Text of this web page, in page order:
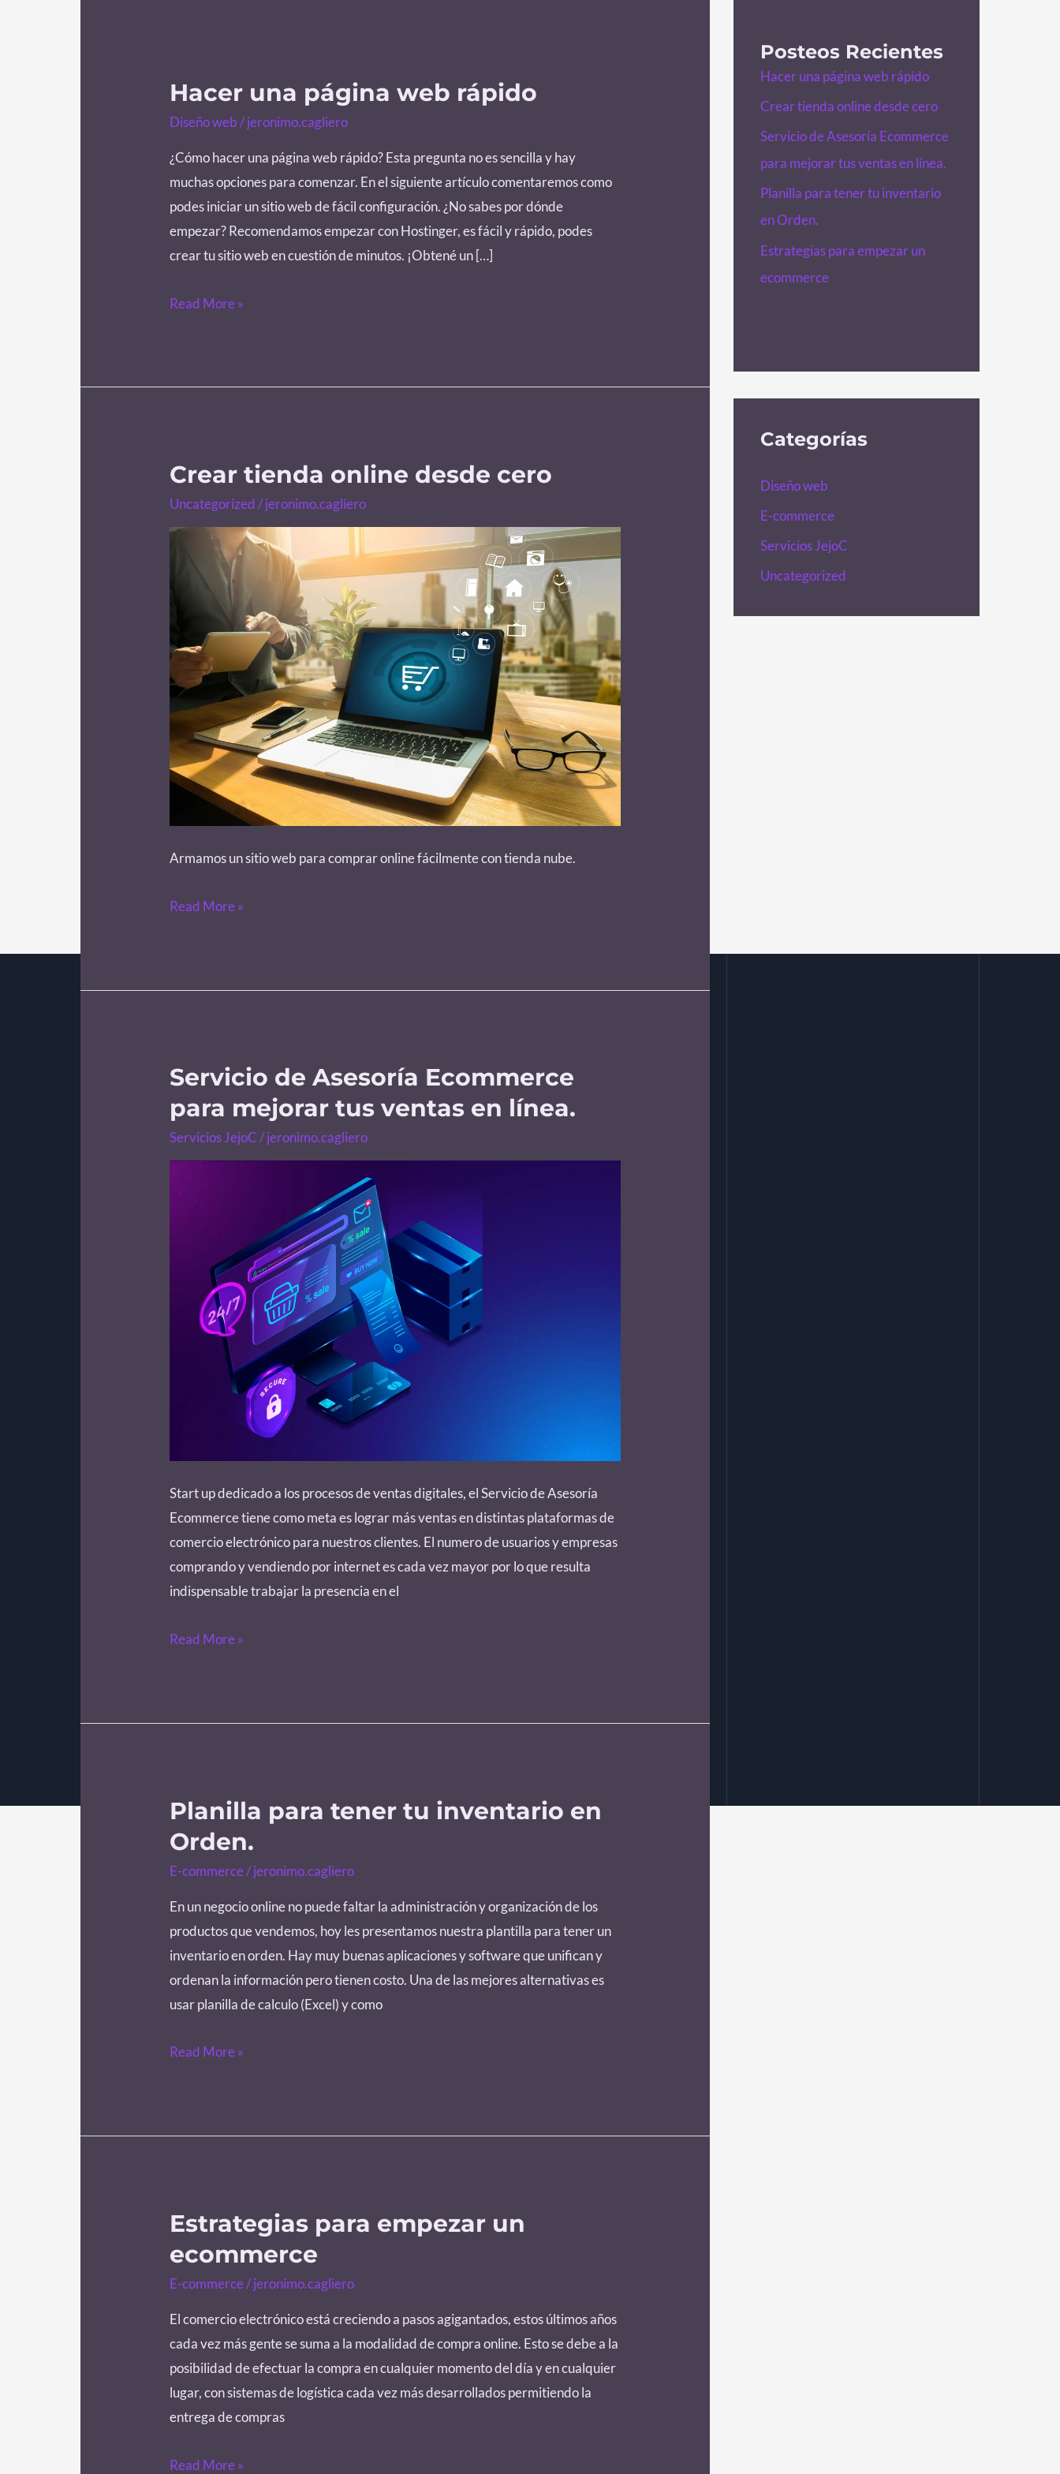
Hacer una página web rápido
Diseño web/jeronimo.cagliero
¿Cómo hacer una página web rápido? Esta pregunta no es sencilla y hay
muchas opciones para comenzar. En el siguiente artículo comentaremos como
podes iniciar un sitio web de fácil configuración. ¿No sabes por dónde
empezar? Recomendamos empezar con Hostinger, es fácil y rápido, podes
crear tu sitio web en cuestión de minutos. ¡Obtené un […]
Hacer
una
web
rápido
Read More »
Crear tienda online desde cero
Uncategorized/jeronimo.cagliero
Armamos un sitio web para comprar online fácilmente con tienda nube.
Crear
tienda
Read More »
Servicio de Asesoría Ecommerce
para mejorar tus ventas en línea.
Servicios JejoC/jeronimo.cagliero
Start up dedicado a los procesos de ventas digitales, el Servicio de Asesoría
Ecommerce tiene como meta es lograr más ventas en distintas plataformas de
comercio electrónico para nuestros clientes. El numero de usuarios y empresas
comprando y vendiendo por internet es cada vez mayor por lo que resulta
indispensable trabajar la presencia en el
Servicio
Asesoría
Ecommerce
para
Read More »
Planilla para tener tu inventario en
Orden.
E-commerce/jeronimo.cagliero
En un negocio online no puede faltar la administración y organización de los
productos que vendemos, hoy les presentamos nuestra plantilla para tener un
inventario en orden. Hay muy buenas aplicaciones y software que unifican y
ordenan la información pero tienen costo. Una de las mejores alternativas es
usar planilla de calculo (Excel) y como
Planilla
para
tener
tu
inventario
en
Orden.
Read More »
Estrategias para empezar un
ecommerce
E-commerce/jeronimo.cagliero
El comercio electrónico está creciendo a pasos agigantados, estos últimos años
cada vez más gente se suma a la modalidad de compra online. Esto se debe a la
posibilidad de efectuar la compra en cualquier momento del día y en cualquier
lugar, con sistemas de logística cada vez más desarrollados permitiendo la
entrega de compras
Estrategias
empezar
un
ecommerce
Read More »
Posteos Recientes
Hacer una página web rápido
Crear tienda online desde cero
Servicio de Asesoría Ecommerce
para mejorar tus ventas en línea.
Planilla para tener tu inventario
en Orden.
Estrategias para empezar un
ecommerce
Categorías
Diseño web
E-commerce
Servicios JejoC
Uncategorized